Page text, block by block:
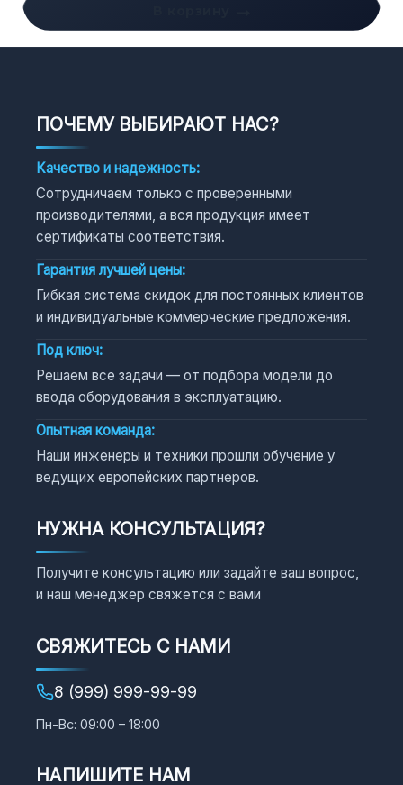
ПОЧЕМУ ВЫБИРАЮТ НАС?
Качество и надежность:
Сотрудничаем только с проверенными
производителями, а вся продукция имеет
сертификаты соответствия.
Гарантия лучшей цены:
Гибкая система скидок для постоянных клиентов
и индивидуальные коммерческие предложения.
Под ключ:
Решаем все задачи — от подбора модели до
ввода оборудования в эксплуатацию.
Опытная команда:
Наши инженеры и техники прошли обучение у
ведущих европейских партнеров.
НУЖНА КОНСУЛЬТАЦИЯ?
Получите консультацию или задайте ваш вопрос,
и наш менеджер свяжется с вами
СВЯЖИТЕСЬ С НАМИ
8 (999) 999-99-99
Пн-Вс: 09:00 – 18:00
НАПИШИТЕ НАМ